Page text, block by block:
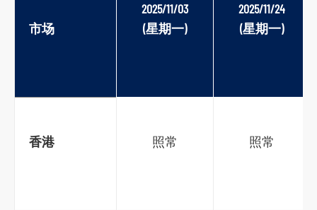
市场
2025/11/03
(星期一)
2025/11/24
(星期一)
香港 照常 照常